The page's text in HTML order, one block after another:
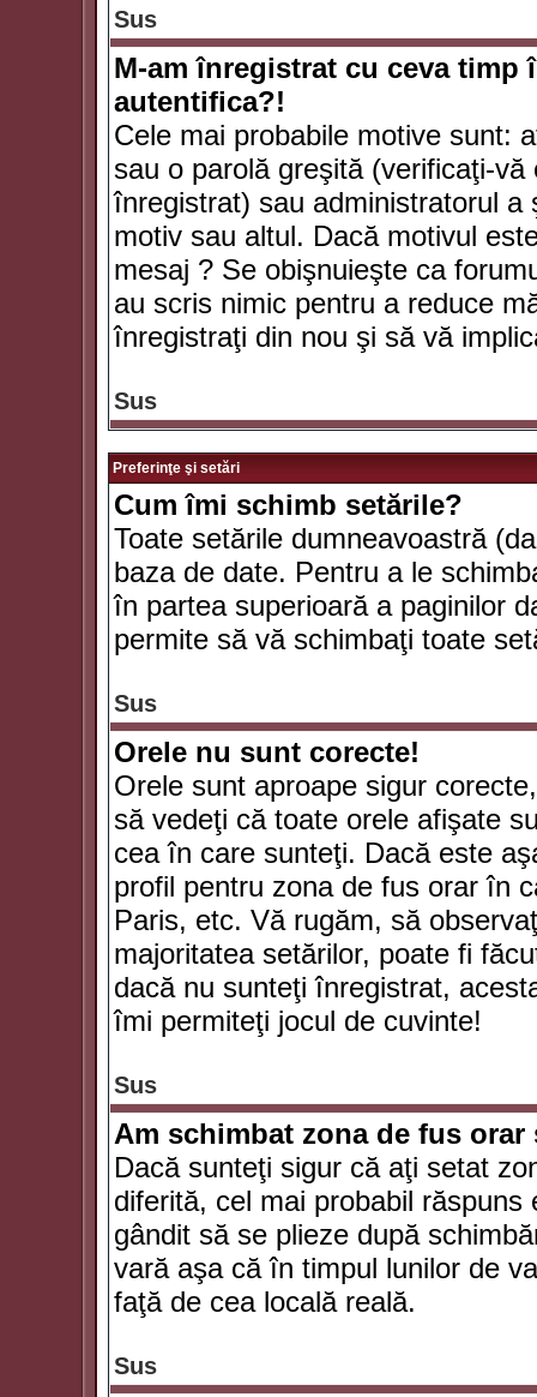
Sus
M-am înregistrat cu ceva timp
autentifica?!
Cele mai probabile motive sunt:
sau o parolă greşită (verificaţi-
înregistrat) sau administratorul
motiv sau altul. Dacă motivul
mesaj ? Se obişnuieşte ca
au scris nimic pentru a reduce
înregistraţi din nou şi să vă
Sus
Preferinţe şi setări
Cum îmi schimb setările?
Toate setările dumneavoastră
baza de date. Pentru a le
în partea superioară a paginilor
permite să vă schimbaţi toate
Sus
Orele nu sunt corecte!
Orele sunt aproape sigur
să vedeţi că toate orele afişate
cea în care sunteţi. Dacă este
profil pentru zona de fus orar în
Paris, etc. Vă rugăm, să
majoritatea setărilor, poate fi
dacă nu sunteţi înregistrat,
îmi permiteţi jocul de cuvinte!
Sus
Am schimbat zona de fus
Dacă sunteţi sigur că aţi setat
diferită, cel mai probabil
gândit să se plieze după
vară aşa că în timpul lunilor de
faţă de cea locală reală.
Sus